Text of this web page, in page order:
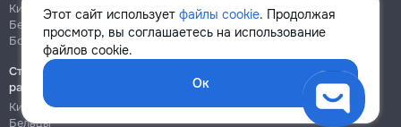
Этот сайт использует файлы cookie. Продолжая
просмотр, вы соглашаетесь на использование
файлов cookie.
Ок
Кишинёв
Бельцы
Ботаника
Кишинёв
Ботаника
Строительно-монтажные
работы
Кишинёв
Бельцы